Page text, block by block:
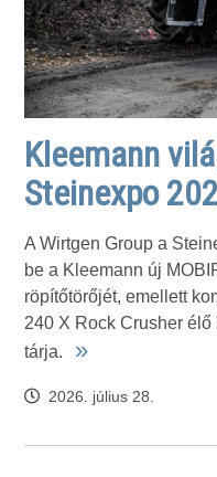
Kleemann
Steinexpo
A Wirtgen Group a
be a Kleemann új
röpítőtörőjét, emellett
240 X Rock Crusher
tárja.
»
2026. július 28.